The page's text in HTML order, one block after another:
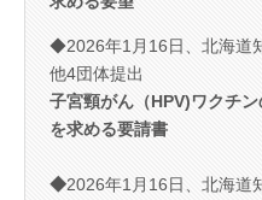
◆2026年1月16日、北海道
他4団体提出
子宮頸がん（HPV)ワクチ
を求める要請書
◆2026年1月16日、北海道